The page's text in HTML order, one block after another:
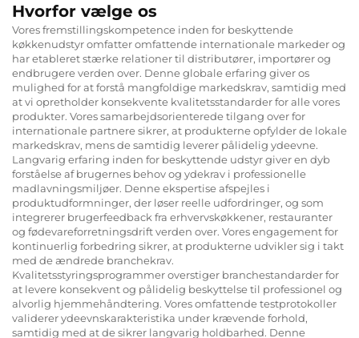
Hvorfor vælge os
Vores fremstillingskompetence inden for beskyttende
køkkenudstyr omfatter omfattende internationale markeder og
har etableret stærke relationer til distributører, importører og
endbrugere verden over. Denne globale erfaring giver os
mulighed for at forstå mangfoldige markedskrav, samtidig med
at vi opretholder konsekvente kvalitetsstandarder for alle vores
produkter. Vores samarbejdsorienterede tilgang over for
internationale partnere sikrer, at produkterne opfylder de lokale
markedskrav, mens de samtidig leverer pålidelig ydeevne.
Langvarig erfaring inden for beskyttende udstyr giver en dyb
forståelse af brugernes behov og ydekrav i professionelle
madlavningsmiljøer. Denne ekspertise afspejles i
produktudformninger, der løser reelle udfordringer, og som
integrerer brugerfeedback fra erhvervskøkkener, restauranter
og fødevareforretningsdrift verden over. Vores engagement for
kontinuerlig forbedring sikrer, at produkterne udvikler sig i takt
med de ændrede branchekrav.
Kvalitetsstyringsprogrammer overstiger branchestandarder for
at levere konsekvent og pålidelig beskyttelse til professionel og
alvorlig hjemmehåndtering. Vores omfattende testprotokoller
validerer ydeevnskarakteristika under krævende forhold,
samtidig med at de sikrer langvarig holdbarhed. Denne